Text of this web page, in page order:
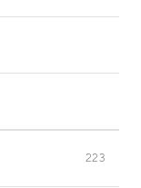
223